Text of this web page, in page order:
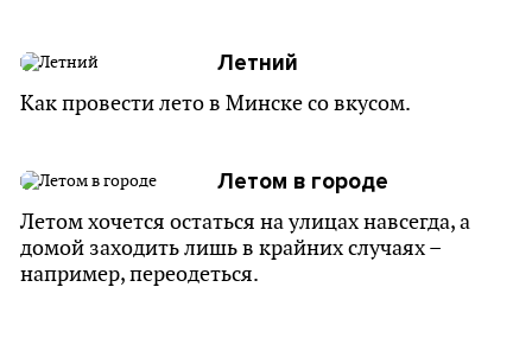
Летний
Как провести лето в Минске со вкусом.
Летом в городе
Летом хочется остаться на улицах навсегда, а
домой заходить лишь в крайних случаях –
например, переодеться.